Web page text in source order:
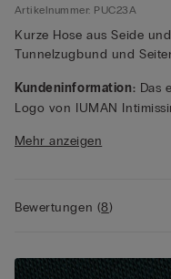
Artikelnummer: PUC23A
Kurze Hose aus Seide
Tunnelzugbund und
Kundeninformation: Das
Logo von IUMAN
wie das auf dieser Seite
Mehr anzeigen
Bewertungen (8)